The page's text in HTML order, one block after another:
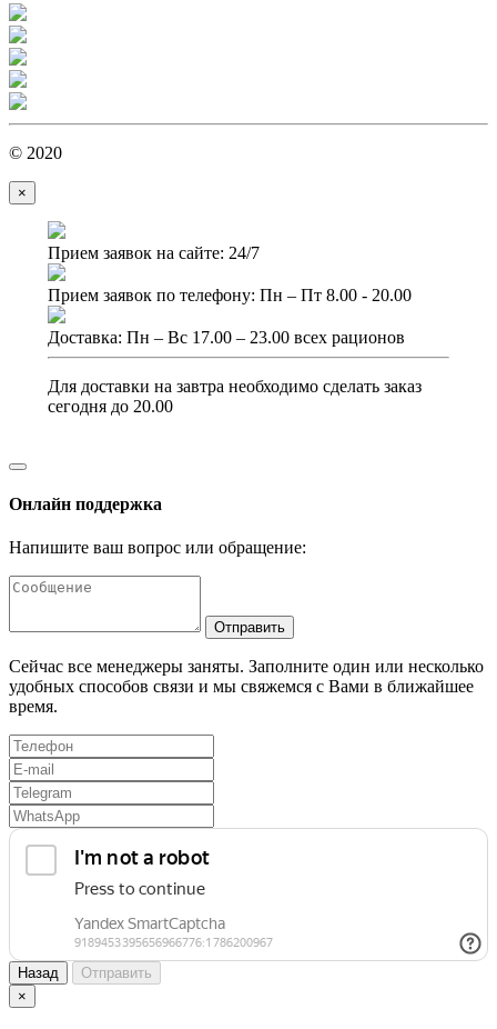
© 2020
×
Прием заявок на сайте: 24/7
Прием заявок по телефону: Пн – Пт 8.00 - 20.00
Доставка: Пн – Вс 17.00 – 23.00 всех рационов
Для доставки на завтра необходимо сделать заказ
сегодня до 20.00
Онлайн поддержка
Напишите ваш вопрос или обращение:
Отправить
Сейчас все менеджеры заняты. Заполните один или несколько
удобных способов связи и мы свяжемся с Вами в ближайшее
время.
Назад
Отправить
×